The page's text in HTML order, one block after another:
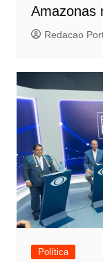
Amazonas
Redacao
Política